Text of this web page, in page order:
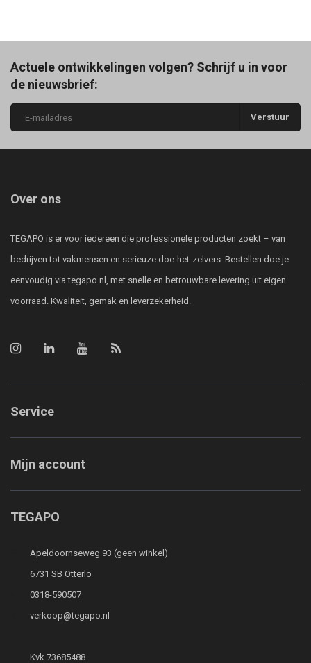
Actuele ontwikkelingen volgen? Schrijf u in voor
de nieuwsbrief:
Verstuur
Over ons
TEGAPO is er voor iedereen die professionele producten zoekt – van
bedrijven tot vakmensen en serieuze doe-het-zelvers. Bestellen doe je
eenvoudig via tegapo.nl, met snelle en betrouwbare levering uit eigen
voorraad. Kwaliteit, gemak en leverzekerheid.
Service
Mijn account
TEGAPO
Apeldoornseweg 93 (geen winkel)
6731 SB Otterlo
0318-590507
verkoop@tegapo.nl
Kvk 73685488